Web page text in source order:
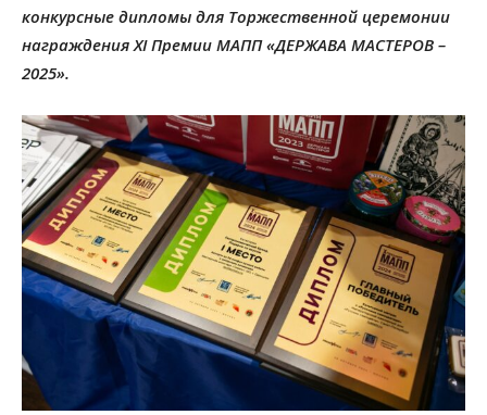
конкурсные дипломы для Торжественной церемонии
награждения XI Премии МАПП «ДЕРЖАВА МАСТЕРОВ –
2025».